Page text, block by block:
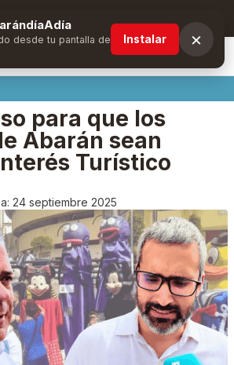
y obtén ventajas exclusivas
para que los
Abarán sean
Turístico
24 septiembre 2025
desde tu pantalla de
Instalar ×